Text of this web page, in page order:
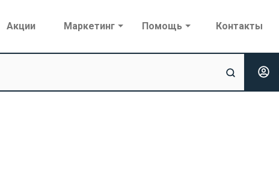
Акции Маркетинг Помощь Контакты